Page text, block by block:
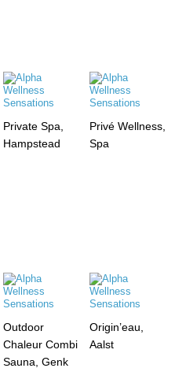
Private Spa,
Hampstead
Privé Wellness,
Spa
Outdoor
Chaleur Combi
Sauna, Genk
Origin’eau,
Aalst